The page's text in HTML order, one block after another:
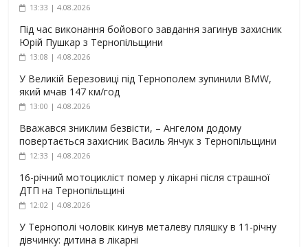
13:33 | 4.08.2026
Під час виконання бойового завдання загинув захисник
Юрій Пушкар з Тернопільщини
13:08 | 4.08.2026
У Великій Березовиці під Тернополем зупинили BMW,
який мчав 147 км/год
13:00 | 4.08.2026
Вважався зниклим безвісти, – Ангелом додому
повертається захисник Василь Янчук з Тернопільщини
12:33 | 4.08.2026
16-річний мотоцикліст помер у лікарні після страшної
ДТП на Тернопільщині
12:02 | 4.08.2026
У Тернополі чоловік кинув металеву пляшку в 11-річну
дівчинку: дитина в лікарні